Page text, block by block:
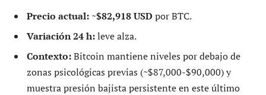
Precio actual: ~$82,918 USDpor BTC.
Variación 24 h:leve alza.
Contexto:Bitcoin mantiene niveles por debajo de
zonas psicológicas previas (~$87,000-$90,000) y
muestra presión bajista persistente en este último